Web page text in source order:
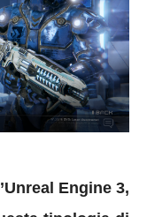
Engine 3,